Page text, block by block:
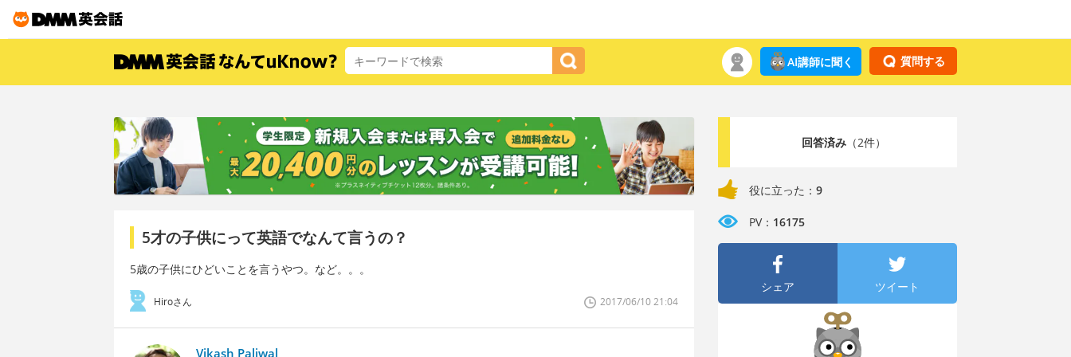
質問する
AI講師に聞く
5才の子供にって英語でなんて言うの？
5歳の子供にひどいことを言うやつ。など。。。
Hiroさん 2017/06/10 21:04
Vikash Paliwal
回答済み（2件）
役に立った： 9
PV： 16175
シェア ツイート